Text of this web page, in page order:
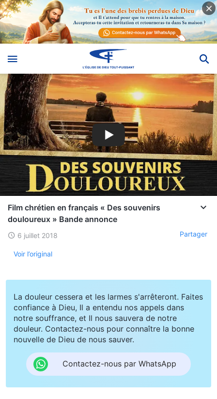
Film chrétien en français « Des souvenirs
douloureux » Bande annonce
6 juillet 2018 Partager
Voir l’original
La douleur cessera et les larmes s'arrêteront. Faites
confiance à Dieu, Il a entendu nos appels dans
notre souffrance, et Il nous sauvera de notre
douleur. Contactez-nous pour connaître la bonne
nouvelle de Dieu de nous sauver.
Contactez-nous par WhatsApp